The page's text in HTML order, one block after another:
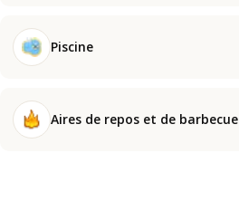
Piscine
Aires de repos et de barbecue